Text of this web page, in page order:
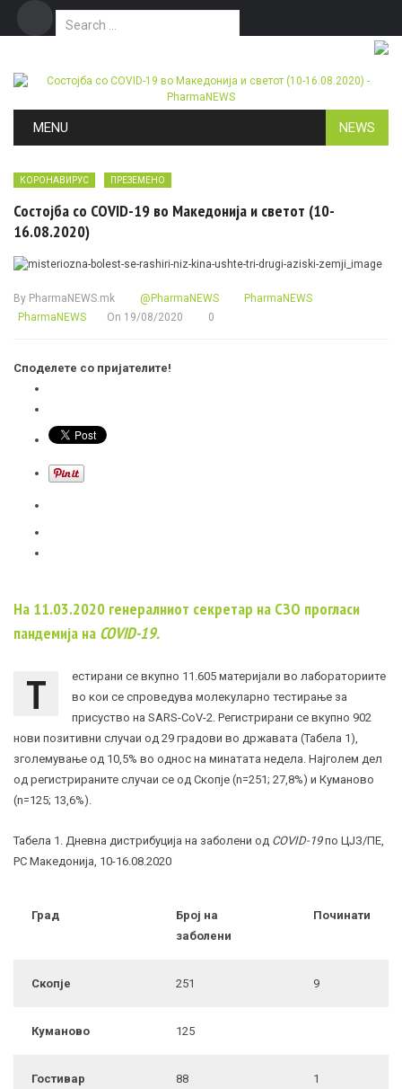
Search for:
MENU NEWS
КОРОНАВИРУС ПРЕЗЕМЕНО
Состојба со COVID-19 во Македонија и светот (10-
16.08.2020)
By PharmaNEWS.mk @PharmaNEWS
PharmaNEWS
PharmaNEWS
On 19/08/2020 0
Споделете со пријателите!
На 11.03.2020 генералниот секретар на СЗО прогласи
пандемија на COVID-19.
Т
естирани се вкупно 11.605 материјали во лабораториите
во кои се спроведува молекуларно тестирање за
присуство на SARS-CoV-2. Регистрирани сe вкупно 902
нови позитивни случаи од 29 градови во државата (Табела 1),
зголемување од 10,5% во однос на минатата недела. Најголем дел
од регистрираните случаи се од Скопје (n=251; 27,8%) и Куманово
(n=125; 13,6%).
Табела 1. Дневна дистрибуција на заболени од COVID-19по ЦЈЗ/ПЕ,
РС Македонија, 10-16.08.2020
Град
Број на
заболени
Починати
Скопје 251 9
Куманово 125
Гостивар 88 1